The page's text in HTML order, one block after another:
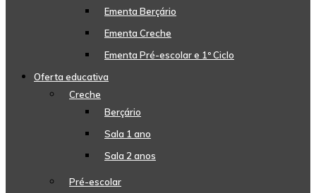
Ementa Berçário
Ementa Creche
Ementa Pré-escolar e 1º Ciclo
Oferta educativa
Creche
Berçário
Sala 1 ano
Sala 2 anos
Pré-escolar